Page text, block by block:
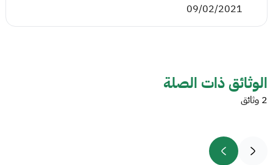
09/02/2021
الوثائق ذات الصلة
2 وثائق